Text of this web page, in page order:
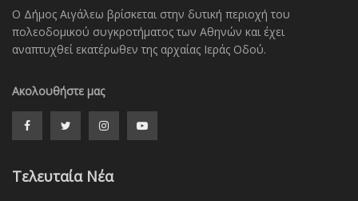
Ο Δήμος Αιγάλεω βρίσκεται στην δυτική περιοχή του
πολεοδομικού συγκροτήματος των Αθηνών και έχει
αναπτυχθεί εκατέρωθεν της αρχαίας Ιεράς Οδού.
Ακολουθήστε μας
Τελευταία Νέα